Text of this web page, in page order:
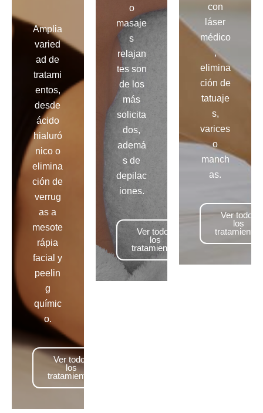
Amplia
varied
ad de
tratami
entos,
desde
ácido
hialuró
nico o
elimina
ción de
verrug
as a
mesote
rápia
facial y
peelin
g
químic
o.
Ver todos
los
tratamientos
o
masaje
s
relajan
tes son
de los
más
solicita
dos,
ademá
s de
depilac
iones.
Ver todos
los
tratamientos
con
láser
médico
,
elimina
ción de
tatuaje
s,
varices
o
manch
as.
Ver todos
los
tratamientos